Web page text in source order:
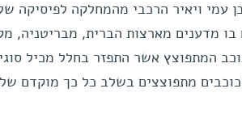
עמי ויאיר הרכבי מהמחלקה לפיסיקה
בו מדענים מארצות הברית, מבריטניה,
המתפוצץ אשר התפזר בחלל מכיל
מתפוצצים בשלב כל כך מוקדם של